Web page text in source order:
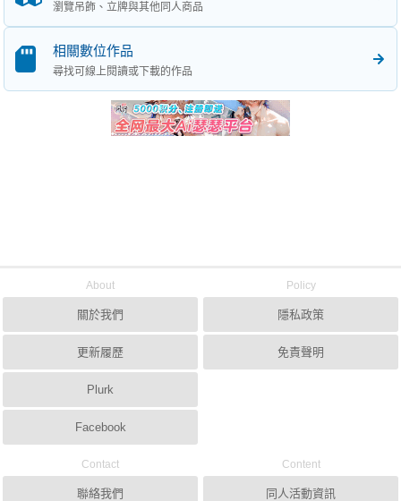
瀏覽吊飾、立牌與其他同人商品
相關數位作品
尋找可線上閱讀或下載的作品
About
關於我們
更新履歷
Plurk
Facebook
Policy
隱私政策
免責聲明
Contact
聯絡我們
Content
同人活動資訊